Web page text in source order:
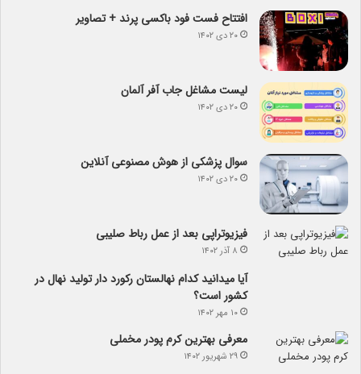
افتتاح فست فود باکسی پرند + تصاویر
۲۰ دی ۱۴۰۲
لیست مشاغل جاب آفر آلمان
۲۰ دی ۱۴۰۲
سوال پزشکی از هوش مصنوعی آنلاین
۲۰ دی ۱۴۰۲
فیزیوتراپی بعد از عمل رباط صلیبی
۸ آذر ۱۴۰۲
آیا می­دانید کدام نهالستان رکورد دار تولید نهال­ در
کشور است؟
۱۰ مهر ۱۴۰۲
معرفی بهترین کرم پودر مخملی
۲۹ شهریور ۱۴۰۲